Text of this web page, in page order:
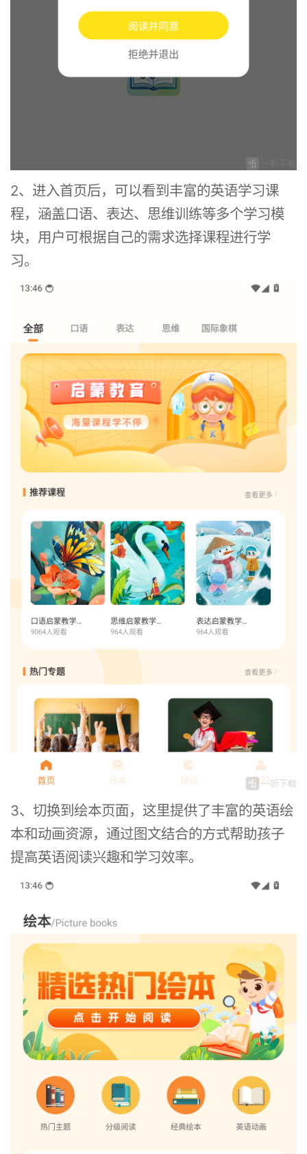
2、进入首页后，可以看到丰富的英语学习课
程，涵盖口语、表达、思维训练等多个学习模
块，用户可根据自己的需求选择课程进行学
习。
3、切换到绘本页面，这里提供了丰富的英语绘
本和动画资源，通过图文结合的方式帮助孩子
提高英语阅读兴趣和学习效率。